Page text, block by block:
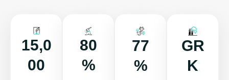
15,0
00
80
%
77
%
GR
K